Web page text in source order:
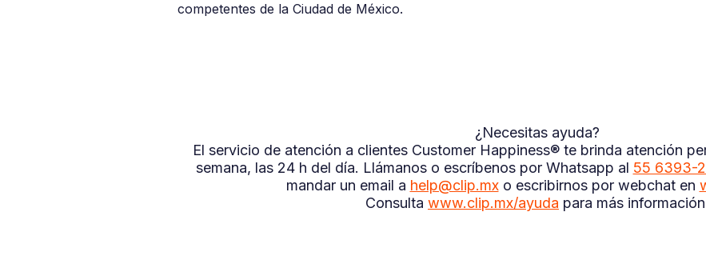
competentes de la Ciudad de México.
¿Necesitas ayuda?
El servicio de atención a clientes Customer Happiness® te brinda atención
semana, las 24 h del día. Llámanos o escríbenos por Whatsapp al 55 6393-
mandar un email a help@clip.mxo escribirnos por webchat en
Consulta www.clip.mx/ayuda para más